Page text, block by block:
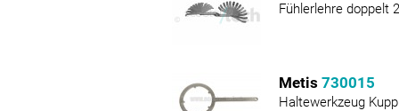
Fühlerlehre doppelt
Metis 730015
Haltewerkzeug